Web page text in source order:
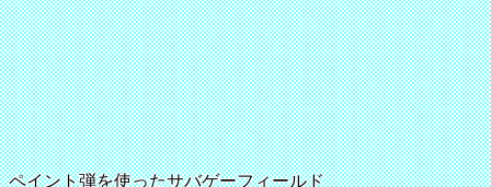
ペイント弾を使ったサバゲーフィールド